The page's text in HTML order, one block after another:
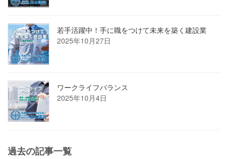
若手活躍中！手に職をつけて未来を築く建設業
2025年10月27日
ワークライフバランス
2025年10月4日
過去の記事一覧